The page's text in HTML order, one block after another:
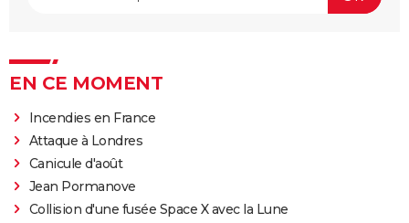
EN CE MOMENT
Incendies en France
Attaque à Londres
Canicule d'août
Jean Pormanove
Collision d'une fusée Space X avec la Lune